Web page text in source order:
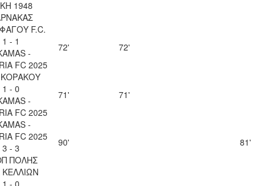
1948
F.C.
1 - 1
-
FC 2025
72' 72'
1 - 0
-
FC 2025
71' 71'
-
FC 2025
3 - 3
ΠΟΛΗΣ
90' 81'
1 - 0